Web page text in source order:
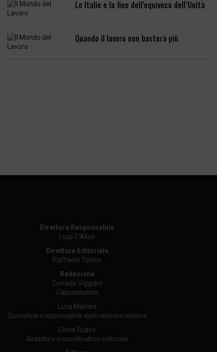
Le Italie e la fine dell’equivoco dell’Unità
Quando il lavoro non basterà più
Direttore Responsabile
Luigi D’Alise
Direttore Editoriale
Raffaele Tovino
Redazione
Corrado Viggiani
Caporedattore
Luca Mariani
Giornalista e responsabile delle relazioni esterne
Elena Russo
Redattrice e coordinatrice editoriale